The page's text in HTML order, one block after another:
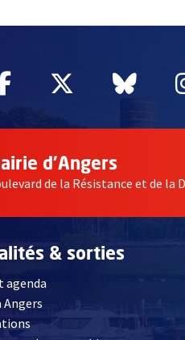
Facebook
, Ouvre une
Twitter
, Ouvre
,
d'Angers
de la Résistance et de la
& sorties
agenda